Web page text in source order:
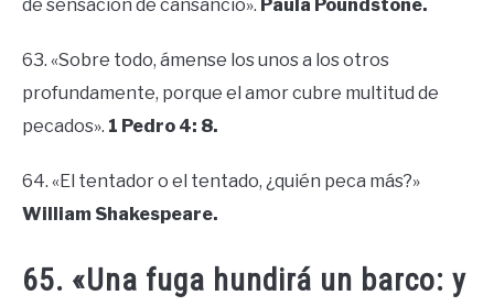
de sensación de cansancio». Paula Poundstone.
63. «Sobre todo, ámense los unos a los otros
profundamente, porque el amor cubre multitud de
pecados». 1 Pedro 4: 8.
64. «El tentador o el tentado, ¿quién peca más?»
William Shakespeare.
65. «Una fuga hundirá un barco: y